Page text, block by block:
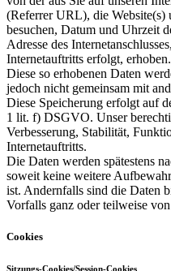
(Referrer URL), die Website(s)
besuchen, Datum und Uhrzeit
Adresse des
Internetauftritts erfolgt, erhoben.
Diese so erhobenen Daten
jedoch nicht gemeinsam mit
Diese Speicherung erfolgt auf
1 lit. f) DSGVO. Unser
Verbesserung, Stabilität,
Internetauftritts.
Die Daten werden spätestens
soweit keine weitere
ist. Andernfalls sind die Daten
Vorfalls ganz oder teilweise
Cookies
Sitzungs-Cookies/Session-Cookies